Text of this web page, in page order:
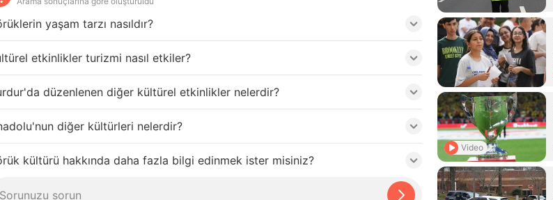
yaşam tarzı nasıldır?
etkinlikler turizmi nasıl etkiler?
düzenlenen diğer kültürel etkinlikler nelerdir?
diğer kültürleri nelerdir?
kültürü hakkında daha fazla bilgi edinmek ister misiniz?
Video